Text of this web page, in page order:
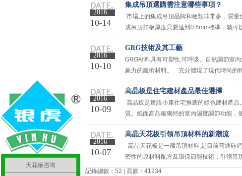
2016
10-14
集成吊頂選購需注意哪些事項？
市場上的集成吊頂品牌和種類非常多，質
成吊頂扣板厚度只要達到0.6mm標準，就
量，很多業主在選購時只注重扣板的厚度和
2016
10-10
GRG技術及其工藝
GRG材料具有可塑性,可呼吸、自然調節室
象力的魔術材料。 充分體現了現代時尚的
優勢可以讓建筑設計不再局限于傳統的限制
2016
10-09
高晶板是住宅建材產品最佳選擇
高晶板是建設小康住宅推薦的綠色建材產
質。紙面高晶板獨特的室內濕度調節功能，
并有施工方便，加工性能好，可鋸、可釘、
2016
10-07
高晶天花板引領吊頂材料的新潮流
高晶天花板是一種吊頂材料,是目前普通硅
密性的原材料配方及環保節能技術，引領吊
外，無機（高晶）復合天花的造型設計精彩
記錄總數：52 | 頁數：41 234
天花板咨询